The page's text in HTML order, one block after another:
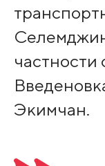
частности
Экимчан.